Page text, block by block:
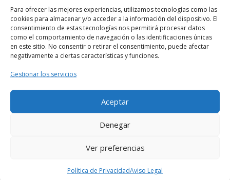
Para ofrecer las mejores experiencias, utilizamos tecnologías como las
cookies para almacenar y/o acceder a la información del dispositivo. El
consentimiento de estas tecnologías nos permitirá procesar datos
como el comportamiento de navegación o las identificaciones únicas
en este sitio. No consentir o retirar el consentimiento, puede afectar
negativamente a ciertas características y funciones.
Gestionar los servicios
Aceptar
Denegar
Ver preferencias
Política de PrivacidadAviso Legal
COMPARTIDA
rosamontesaenTALLER DE EMAIL MARKETING:
creación de emails y análisis de resultados.
Beatriz Cañizares FlorentinoenTALLER DE EMAIL
MARKETING: creación de emails y análisis de
resultados.
julio 2021